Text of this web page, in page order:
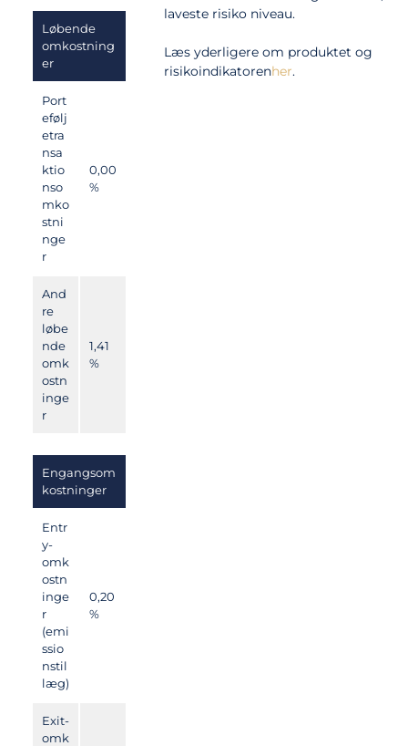
Løbende
omkostning
er
Port
efølj
etra
nsa
ktio
nso
mko
stni
nge
r
0,00
%
And
re
løbe
nde
omk
ostn
inge
r
1,41
%
Engangsom
kostninger
Entr
y-
omk
ostn
inge
r
(emi
ssio
nstil
læg)
0,20
%
Exit-
omk
laveste risiko niveau.
Læs yderligere om produktet og
risikoindikatorenher.